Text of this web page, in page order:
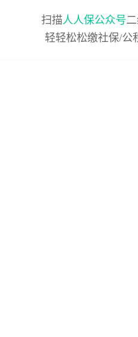
扫描人人保公众号
轻轻松松缴社保/公